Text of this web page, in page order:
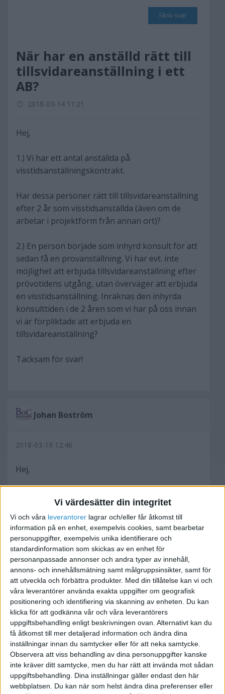
Vi värdesätter din integritet
Vi och våra leverantorer lagrar och/eller får åtkomst till
information på en enhet, exempelvis cookies, samt bearbetar
personuppgifter, exempelvis unika identifierare och
standardinformation som skickas av en enhet för
personanpassade annonser och andra typer av innehåll,
annons- och innehållsmätning samt målgruppsinsikter, samt för
att utveckla och förbättra produkter. Med din tillåtelse kan vi och
våra leverantörer använda exakta uppgifter om geografisk
positionering och identifiering via skanning av enheten. Du kan
klicka för att godkänna vår och våra leverantörers
uppgiftsbehandling enligt beskrivningen ovan. Alternativt kan du
få åtkomst till mer detaljerad information och ändra dina
inställningar innan du samtycker eller för att neka samtycke.
Observera att viss behandling av dina personuppgifter kanske
inte kräver ditt samtycke, men du har rätt att invända mot sådan
uppgiftsbehandling. Dina inställningar gäller endast den här
webbplatsen. Du kan när som helst ändra dina preferenser eller
Skriv svar
När har en anställd rätt till
tillsvidareanställning i ett
AB?
2018-03-14 11:21
Hej,
1.) Vi har ett antal anställda på
visstidsanställningskontrakt.
Har dessa personer rätt till tillsvidareanställning
efter 2 år som visstidsanställda (även om de
arbetar i projektform från annan ort)?
2.) En person började som inhyrd konsult för att
sedan få en provanställning. Vi har evt. inte
möjlighet att erbjuda tillsvidareanställning efter
prövotidens utgång, utan överväger att erbjuda
en visstidsanställning. Inräknas den inhyrda
konsulttiden i de 2 åren som vi har på oss innan
vi är förpliktade att erbjuda en
tillsvidareanställning?
Tacksam för svar!
Johan Boström
2018-03-19 12:46
Hej,
misstänker att:
1. Är man visstidsanställd så kan man vara det
länge utan att det övergår till
tillsvidareanställning. Då vet man från början
vilken tid som gäller.
2. Det är inte alltid det går att provanställa någon
som redan jobbat för er i någon form. Möjligen
om det är ett helt annat uppdrag, men då ska det
vara stor skillnad (tex att först jobba som målare
och sedan på kontoret). Annars räknas
"provanställningen" som en tillsvidareanställning
direkt. Om det inte är helt andra uppgifter så
räcker det att konsulten jobbat en enda dag för